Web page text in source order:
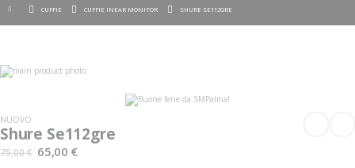
CUFFIE CUFFIE INEAR MONITOR SHURE SE112GRE
Vai
alla
galleria
di
immagini
galleria
di
immagini
NUOVO
Shure Se112gre
75,00 € 65,00 €